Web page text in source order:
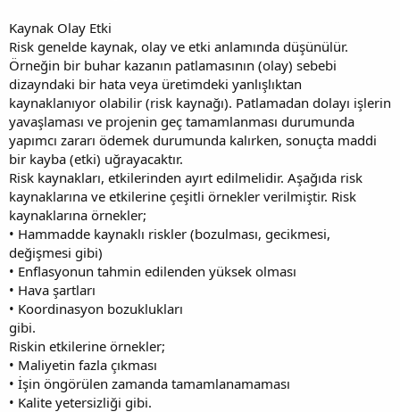
Kaynak Olay Etki
Risk genelde kaynak, olay ve etki anlamında düşünülür.
Örneğin bir buhar kazanın patlamasının (olay) sebebi
dizayndaki bir hata veya üretimdeki yanlışlıktan
kaynaklanıyor olabilir (risk kaynağı). Patlamadan dolayı işlerin
yavaşlaması ve projenin geç tamamlanması durumunda
yapımcı zararı ödemek durumunda kalırken, sonuçta maddi
bir kayba (etki) uğrayacaktır.
Risk kaynakları, etkilerinden ayırt edilmelidir. Aşağıda risk
kaynaklarına ve etkilerine çeşitli örnekler verilmiştir. Risk
kaynaklarına örnekler;
• Hammadde kaynaklı riskler (bozulması, gecikmesi,
değişmesi gibi)
• Enflasyonun tahmin edilenden yüksek olması
• Hava şartları
• Koordinasyon bozuklukları
gibi.
Riskin etkilerine örnekler;
• Maliyetin fazla çıkması
• İşin öngörülen zamanda tamamlanamaması
• Kalite yetersizliği gibi.